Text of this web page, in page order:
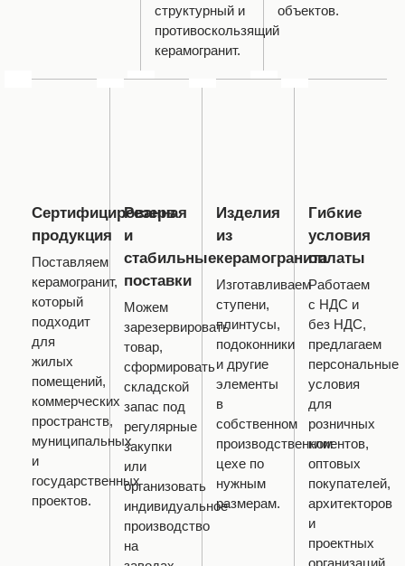
структурный и
противоскользящий
керамогранит.
объектов.
Сертифицированная
продукция
Поставляем
керамогранит,
который
подходит
для
жилых
помещений,
коммерческих
пространств,
муниципальных
и
государственных
проектов.
Резерв
и
стабильные
поставки
Можем
зарезервировать
товар,
сформировать
складской
запас под
регулярные
закупки
или
организовать
индивидуальное
производство
на
Изделия
из
керамогранита
Изготавливаем
ступени,
плинтусы,
подоконники
и другие
элементы
в
собственном
производственном
цехе по
нужным
размерам.
Гибкие
условия
оплаты
Работаем
с НДС и
без НДС,
предлагаем
персональные
условия
для
розничных
клиентов,
оптовых
покупателей,
архитекторов
и
проектных